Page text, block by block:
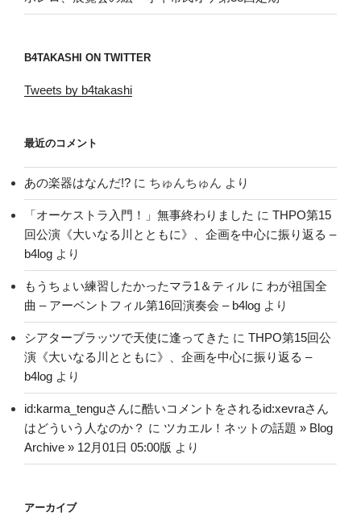
B4TAKASHI ON TWITTER
Tweets by b4takashi
最近のコメント
あの楽器はなんだ!? に ちゅんちゅん より
「オーケストラ入門！」無事終わりました に THPO第15
回公演《大いなる川とともに》、企画を中心に振り返る –
b4log より
もうちょい練習したかったマラ1＆ティル に わが祖国全
曲 – アーベントフィル第16回演奏会 – b4log より
シアターブラッツで天使に逢ってきた に THPO第15回公
演《大いなる川とともに》、企画を中心に振り返る –
b4log より
id:karma_tenguさんに酷いコメントをされるid:xevraさん
はどういう人なのか？ に ツカエル！ネットの話題 » Blog
Archive » 12月01日 05:00版 より
アーカイブ